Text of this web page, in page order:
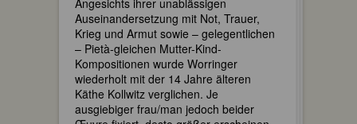
Auseinandersetzung mit Not, Trauer,
Krieg und Armut sowie – gelegentlichen
– Pietà-gleichen Mutter-Kind-
Kompositionen wurde Worringer
wiederholt mit der 14 Jahre älteren
Käthe Kollwitz verglichen. Je
ausgiebiger frau/man jedoch beider